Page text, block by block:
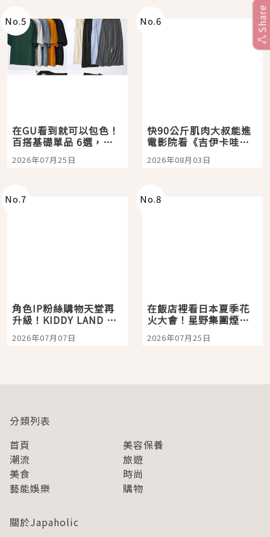
No.5
在GU看到就可以包色！
百搭基礎單品 6選，閉
眼全收也不心疼
2026年07月25日
No.6
快90公斤肌肉大叔能進
電影院看《吉伊卡哇》
嗎？日本重金屬樂團
「打首」會長與nagano
2026年08月03日
No.7
角色IP粉絲購物天堂再
升級！KIDDY LAND 原
宿店吉伊卡哇迎客，新
開幕 OMOKADO 店3分
2026年07月07日
No.8
在飯店裡看日本夏季花
火大會！星野集團煙火
景觀飯店6選，讓你不用
人擠人悠閒欣賞
2026年07月25日
Share
分類列表
首頁
美容保養
潮流
旅遊
美食
時尚
藝能娛樂
購物
關於Japaholic